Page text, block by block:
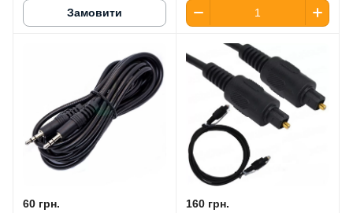
Замовити
60 грн.
160 грн.